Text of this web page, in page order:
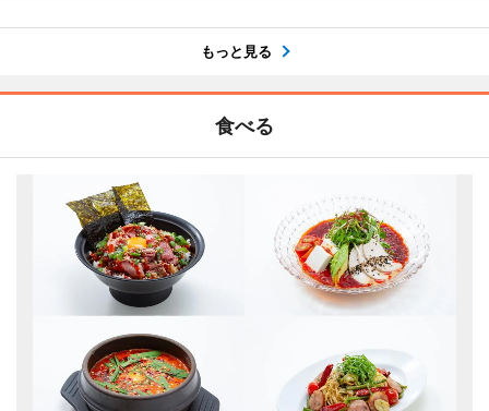
もっと見る
食べる